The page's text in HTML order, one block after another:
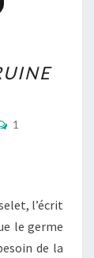
1
l’écrit
le germe
de la